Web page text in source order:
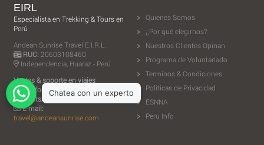
EIRL
Especialista en Trekking & Tours en
Perú
Andean Sunrise Travel E.I.R.L.
RUC: 20603108460
Independencia, Huaraz - Perú
Ventas & soporte en viajes
Telefono: +51 943 506 610
WhatsApp: +51 943 506 610
E-mail:
travel@andeansunrise.com
Quienes Somos
¿Por qué elegirnos?
Nuestros Clientes Opinan
Programa de Voluntariado
Terminos & Condiciones
Politicas de Privacidad
ESNNA
Peru Info